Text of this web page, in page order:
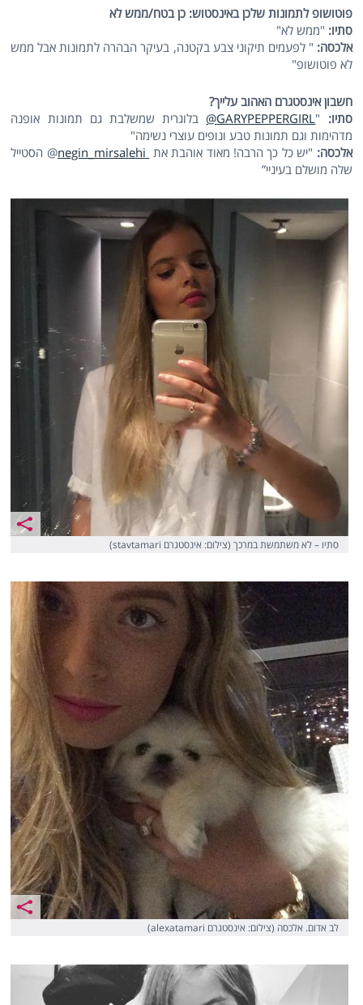
פוטושופ לתמונות שלכן באינסטוש: כן בטח/ממש לא
סתיו: "ממש לא"
אלכסה: " לפעמים תיקוני צבע בקטנה, בעיקר הבהרה לתמונות אבל ממש
לא פוטושופ"
חשבון אינסטגרם האהוב עלייך?
סתיו: "
GARYPEPPERGIRL@
בלוגרית שמשלבת גם תמונות אופנה
מדהימות וגם תמונות טבע ונופים עוצרי נשימה"
אלכסה: "יש כל כך הרבה! מאוד אוהבת את
@ הסטייל
שלה מושלם בעיניי”
סתיו – לא משתמשת במרכך (צילום: אינסטגרם stavtamari)
לב אדום. אלכסה (צילום: אינסטגרם alexatamari)